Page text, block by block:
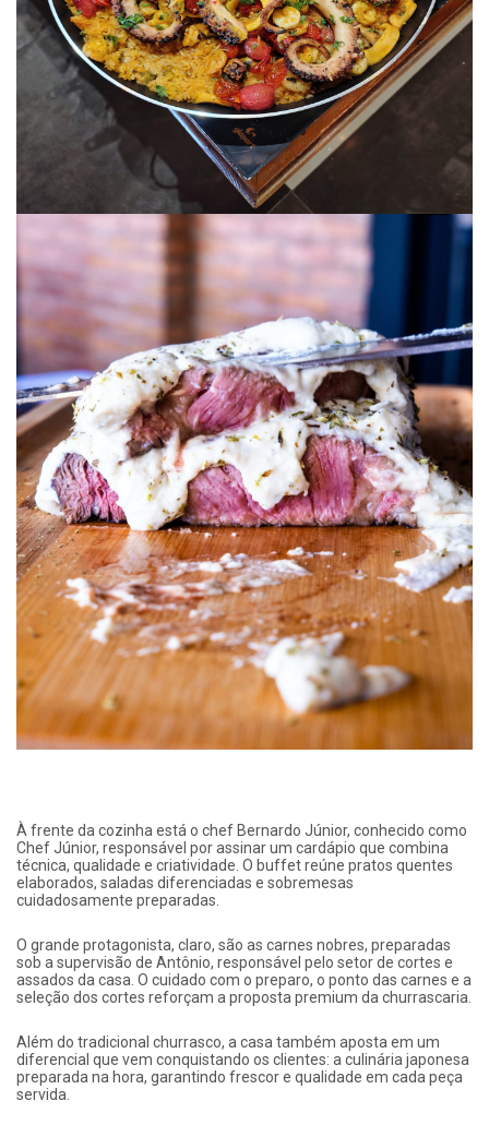
À frente da cozinha está o chef Bernardo Júnior, conhecido como
Chef Júnior, responsável por assinar um cardápio que combina
técnica, qualidade e criatividade. O buffet reúne pratos quentes
elaborados, saladas diferenciadas e sobremesas
cuidadosamente preparadas.
O grande protagonista, claro, são as carnes nobres, preparadas
sob a supervisão de Antônio, responsável pelo setor de cortes e
assados da casa. O cuidado com o preparo, o ponto das carnes e a
seleção dos cortes reforçam a proposta premium da churrascaria.
Além do tradicional churrasco, a casa também aposta em um
diferencial que vem conquistando os clientes: a culinária japonesa
preparada na hora, garantindo frescor e qualidade em cada peça
servida.